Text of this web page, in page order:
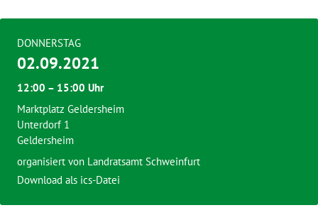
DONNERSTAG
02.09.2021
12:00 – 15:00 Uhr
Marktplatz Geldersheim
Unterdorf 1
Geldersheim
organisiert von Landratsamt Schweinfurt
Download als ics-Datei